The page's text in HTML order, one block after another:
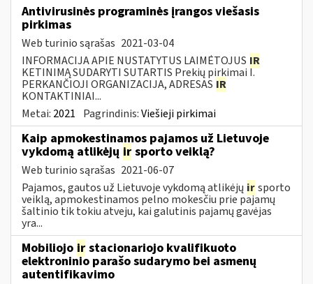
Antivirusinės programinės įrangos viešasis
pirkimas
Web turinio sąrašas 2021-03-04
INFORMACIJA APIE NUSTATYTUS LAIMĖTOJUS IR
KETINIMĄ SUDARYTI SUTARTIS Prekių pirkimai I.
PERKANČIOJI ORGANIZACIJA, ADRESAS IR
KONTAKTINIAI...
Metai: 2021 Pagrindinis:Viešieji pirkimai
Kaip apmokestinamos pajamos už Lietuvoje
vykdomą atlikėjų ir sporto veiklą?
Web turinio sąrašas 2021-06-07
Pajamos, gautos už Lietuvoje vykdomą atlikėjų irsporto
veiklą, apmokestinamos pelno mokesčiu prie pajamų
šaltinio tik tokiu atveju, kai galutinis pajamų gavėjas
yra...
Mobiliojo ir stacionariojo kvalifikuoto
elektroninio parašo sudarymo bei asmenų
autentifikavimo